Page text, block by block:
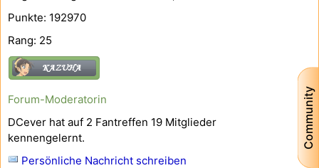
Community
Punkte: 192970
Rang: 25
Forum-Moderatorin
DCever hat auf 2 Fantreffen 19 Mitglieder
kennengelernt.
Persönliche Nachricht schreiben